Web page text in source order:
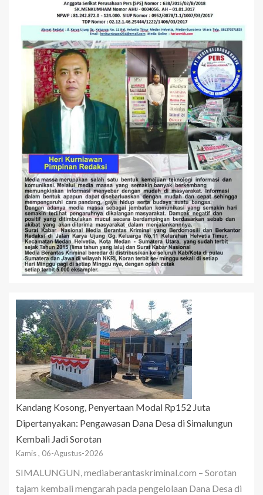
Kandang Kosong, Penyertaan Modal Rp152 Juta
Dipertanyakan: Pengawasan Dana Desa di Simalungun
Kembali Jadi Sorotan
Kamis , 06-Agustus-2026
SIMALUNGUN, mediaberantaskriminal.com – Sorotan
tajam kembali mengarah pada pengelolaan Dana Desa di